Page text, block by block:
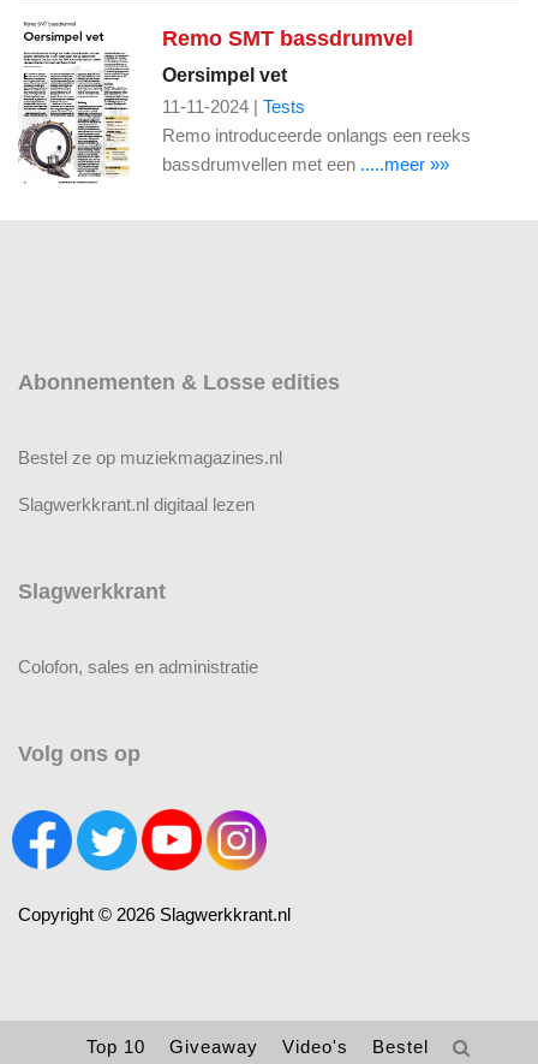
Remo SMT bassdrumvel
Oersimpel vet
11-11-2024 | Tests
Remo introduceerde onlangs een reeks
bassdrumvellen met een .....meer »»
Abonnementen & Losse edities
Bestel ze op muziekmagazines.nl
Slagwerkkrant.nl digitaal lezen
Slagwerkkrant
Colofon, sales en administratie
Volg ons op
Copyright © 2026 Slagwerkkrant.nl
Top 10 Giveaway Video's Bestel